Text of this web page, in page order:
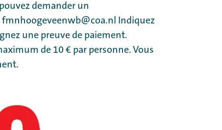
demander un
Indiquez
une preuve de paiement.
de 10 € par personne. Vous